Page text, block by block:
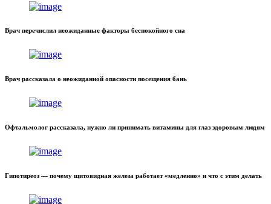
Врач перечислил неожиданные факторы беспокойного сна
Врач рассказала о неожиданной опасности посещения бань
Офтальмолог рассказала, нужно ли принимать витамины для глаз здоровым людям
Гипотиреоз — почему щитовидная железа работает «медленно» и что с этим делать